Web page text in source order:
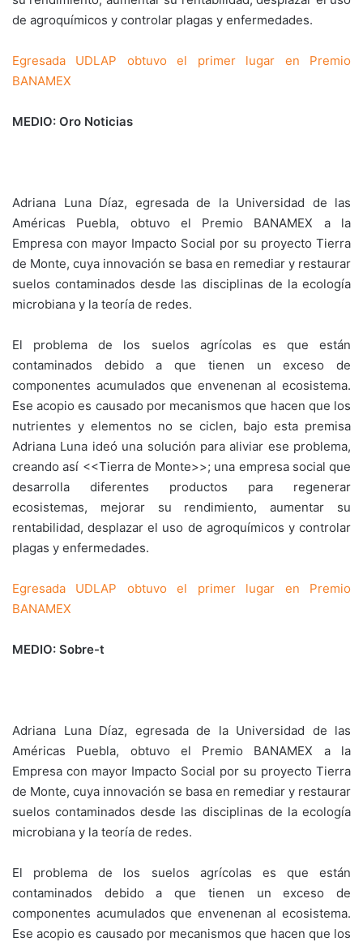
de agroquímicos y controlar plagas y enfermedades.
Egresada UDLAP obtuvo el primer lugar en Premio
BANAMEX
MEDIO: Oro Noticias
Adriana Luna Díaz, egresada de la Universidad de las
Américas Puebla, obtuvo el Premio BANAMEX a la
Empresa con mayor Impacto Social por su proyecto Tierra
de Monte, cuya innovación se basa en remediar y restaurar
suelos contaminados desde las disciplinas de la ecología
microbiana y la teoría de redes.
El problema de los suelos agrícolas es que están
contaminados debido a que tienen un exceso de
componentes acumulados que envenenan al ecosistema.
Ese acopio es causado por mecanismos que hacen que los
nutrientes y elementos no se ciclen, bajo esta premisa
Adriana Luna ideó una solución para aliviar ese problema,
creando así <<Tierra de Monte>>; una empresa social que
desarrolla diferentes productos para regenerar
ecosistemas, mejorar su rendimiento, aumentar su
rentabilidad, desplazar el uso de agroquímicos y controlar
plagas y enfermedades.
Egresada UDLAP obtuvo el primer lugar en Premio
BANAMEX
MEDIO: Sobre-t
Adriana Luna Díaz, egresada de la Universidad de las
Américas Puebla, obtuvo el Premio BANAMEX a la
Empresa con mayor Impacto Social por su proyecto Tierra
de Monte, cuya innovación se basa en remediar y restaurar
suelos contaminados desde las disciplinas de la ecología
microbiana y la teoría de redes.
El problema de los suelos agrícolas es que están
contaminados debido a que tienen un exceso de
componentes acumulados que envenenan al ecosistema.
Ese acopio es causado por mecanismos que hacen que los